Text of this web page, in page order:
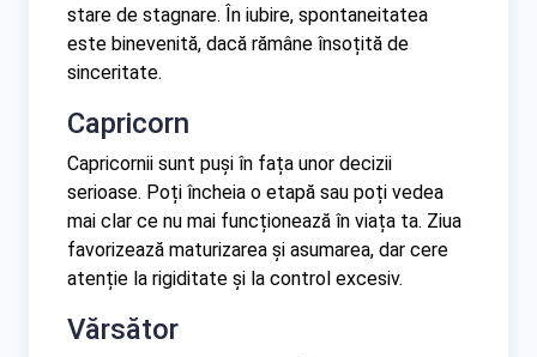
stare de stagnare. În iubire, spontaneitatea
este binevenită, dacă rămâne însoțită de
sinceritate.
Capricorn
Capricornii sunt puși în fața unor decizii
serioase. Poți încheia o etapă sau poți vedea
mai clar ce nu mai funcționează în viața ta. Ziua
favorizează maturizarea și asumarea, dar cere
atenție la rigiditate și la control excesiv.
Vărsător